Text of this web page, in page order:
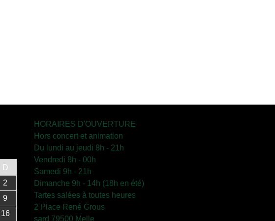
D
2
9
16
HORAIRES D'OUVERTURE
Hors concert et animation
Du lundi au jeudi 8h - 21h
Vendredi 8h - 00h
Samedi 9h - 21h
Dimanche 9h - 14h (18h en été)
Tartes salées à toutes heures
2 Place René Grous
sard 79500 Melle